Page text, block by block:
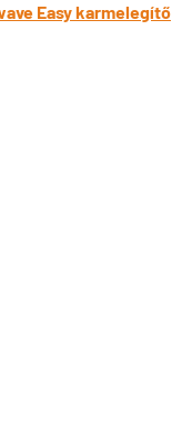
Easy karmelegítő